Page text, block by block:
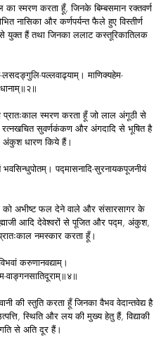
स्मरण करता हूँ, जिनके बिम्बसमान रक्तवर्ण
नासिका और कर्णपर्यन्त फैले हुए विस्तीर्ण
हैं तथा जिनका ललाट कस्तूरिकातिलक
लसदङ्गुलि-पल्लवाढ्याम्। माणिक्यहेम-
प्रातःकाल स्मरण करता हूँ जो लाल अंगूठी से
सुवर्णकंकण और अंगदादि से भूषित है
अंकुश धारण किये हैं।
भवसिन्धुपोतम्। पद्मासनादि-सुरनायकपूजनीयं
को अभीष्ट फल देने वाले और संसारसागर के
आदि देवेश्वरों से पूजित और पद्म, अंकुश,
नमस्कार करता हूँ।
करुणानवद्याम्।
वाङ्गनसातिदूराम्॥४॥
की स्तुति करता हूँ जिनका वैभव वेदान्तवेद्य है
स्थिति और लय की मुख्य हेतु हैं, विद्याकी
से अति दूर हैं।